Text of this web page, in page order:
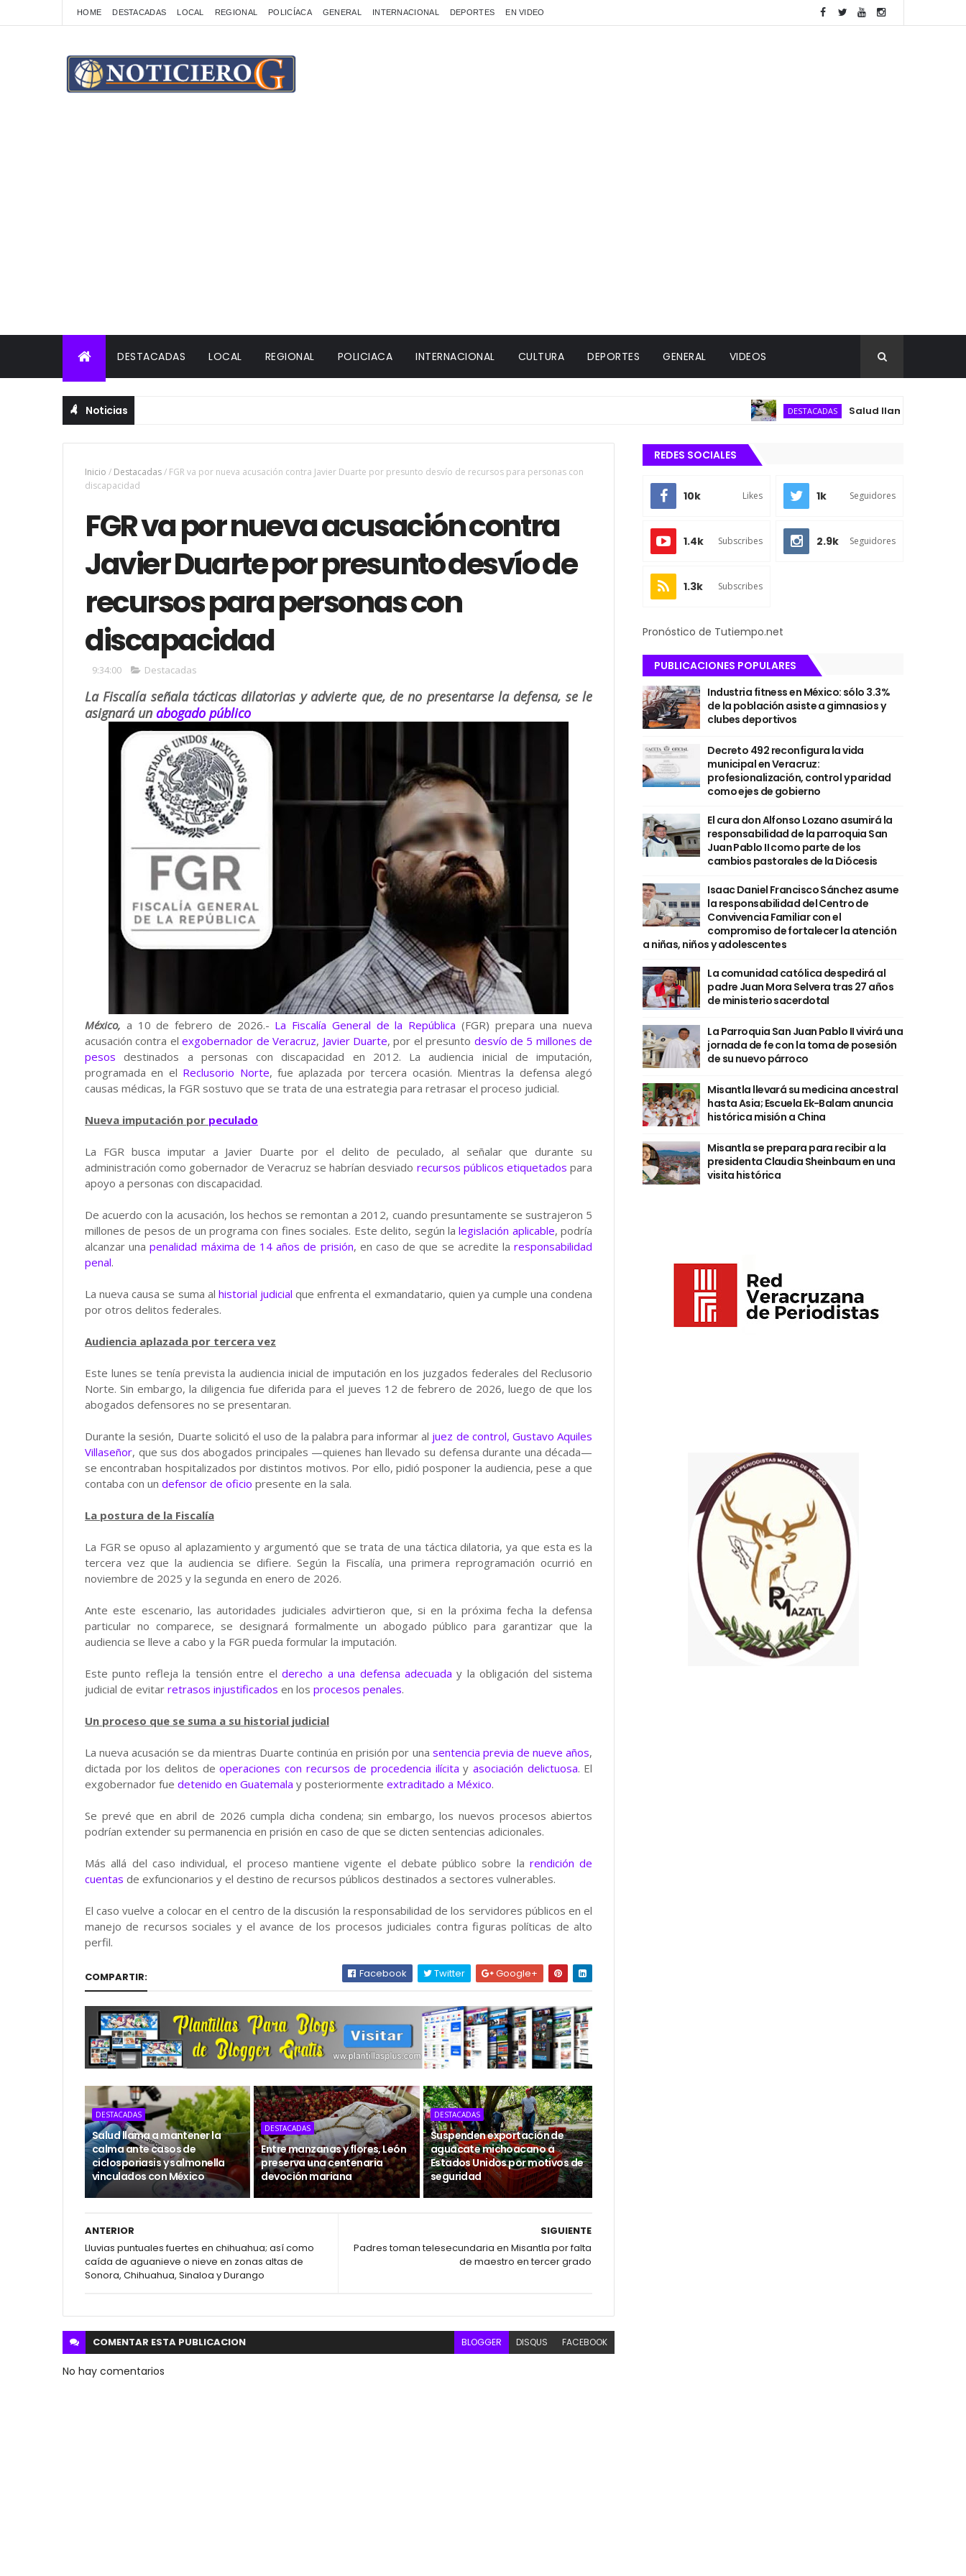
HOME DESTACADAS LOCAL REGIONAL POLICÍACA GENERAL INTERNACIONAL DEPORTES EN VIDEO
DESTACADAS LOCAL REGIONAL POLICIACA INTERNACIONAL CULTURA DEPORTES GENERAL VIDEOS
Noticias DESTACADAS Salud llama a mantener la
Inicio / Destacadas/ FGR va por nueva acusación contra Javier Duarte por presunto desvío de recursos para personas con
discapacidad
FGR va por nueva acusación contra
Javier Duarte por presunto desvío de
recursos para personas con
discapacidad
9:34:00 Destacadas
La Fiscalía señala tácticas dilatorias y advierte que, de no presentarse la defensa, se le
asignará un abogado público
México, a 10 de febrero de 2026.- La Fiscalía General de la República (FGR) prepara una nueva
acusación contra elexgobernador de Veracruz, Javier Duarte, por el presunto desvío de 5 millones de
pesos destinados a personas con discapacidad en 2012. La audiencia inicial de imputación,
programada en el Reclusorio Norte, fue aplazada por tercera ocasión. Mientras la defensa alegó
causas médicas, la FGR sostuvo que se trata de una estrategia para retrasar el proceso judicial.
Nueva imputación por peculado
La FGR busca imputar a Javier Duarte por el delito de peculado, al señalar que durante su
administración como gobernador de Veracruz se habrían desviado recursos públicos etiquetados para
apoyo a personas con discapacidad.
De acuerdo con la acusación, los hechos se remontan a 2012, cuando presuntamente se sustrajeron 5
millones de pesos de un programa con fines sociales. Este delito, según lalegislación aplicable, podría
alcanzar unapenalidad máxima de 14 años de prisión, en caso de que se acredite laresponsabilidad
penal.
La nueva causa se suma al historial judicial que enfrenta el exmandatario, quien ya cumple una condena
por otros delitos federales.
Audiencia aplazada por tercera vez
Este lunes se tenía prevista la audiencia inicial de imputación en los juzgados federales del Reclusorio
Norte. Sin embargo, la diligencia fue diferida para el jueves 12 de febrero de 2026, luego de que los
abogados defensores no se presentaran.
Durante la sesión, Duarte solicitó el uso de la palabra para informar al juez de control, Gustavo Aquiles
Villaseñor, que sus dos abogados principales —quienes han llevado su defensa durante una década—
se encontraban hospitalizados por distintos motivos. Por ello, pidió posponer la audiencia, pese a que
contaba con un defensor de oficio presente en la sala.
La postura de la Fiscalía
La FGR se opuso al aplazamiento y argumentó que se trata de una táctica dilatoria, ya que esta es la
tercera vez que la audiencia se difiere. Según la Fiscalía, una primera reprogramación ocurrió en
noviembre de 2025 y la segunda en enero de 2026.
Ante este escenario, las autoridades judiciales advirtieron que, si en la próxima fecha la defensa
particular no comparece, se designará formalmente un abogado público para garantizar que la
audiencia se lleve a cabo y la FGR pueda formular la imputación.
Este punto refleja la tensión entre elderecho a una defensa adecuada y la obligación del sistema
judicial de evitar retrasos injustificados en los procesos penales.
Un proceso que se suma a su historial judicial
La nueva acusación se da mientras Duarte continúa en prisión por una sentencia previa de nueve años,
dictada por los delitos deoperaciones con recursos de procedencia ilícita y asociación delictuosa. El
exgobernador fue detenido en Guatemala y posteriormente extraditado a México.
Se prevé que en abril de 2026 cumpla dicha condena; sin embargo, los nuevos procesos abiertos
podrían extender su permanencia en prisión en caso de que se dicten sentencias adicionales.
Más allá del caso individual, el proceso mantiene vigente el debate público sobre la rendición de
cuentas de exfuncionarios y el destino de recursos públicos destinados a sectores vulnerables.
El caso vuelve a colocar en el centro de la discusión la responsabilidad de los servidores públicos en el
manejo de recursos sociales y el avance de los procesos judiciales contra figuras políticas de alto
perfil.
COMPARTIR: Facebook Twitter Google+
DESTACADAS
Salud llama a mantener la
calma ante casos de
ciclosporiasis y salmonella
vinculados con México
DESTACADAS
Entre manzanas y flores, León
preserva una centenaria
devoción mariana
DESTACADAS
Suspenden exportación de
aguacate michoacano a
Estados Unidos por motivos de
seguridad
SIGUIENTE
Padres toman telesecundaria en Misantla por falta
de maestro en tercer grado
ANTERIOR
Lluvias puntuales fuertes en chihuahua; así como
caída de aguanieve o nieve en zonas altas de
Sonora, Chihuahua, Sinaloa y Durango
COMENTAR ESTA PUBLICACION BLOGGER DISQUS FACEBOOK
No hay comentarios
REDES SOCIALES
10k Likes 1k Seguidores
1.4k Subscribes 2.9k Seguidores
1.3k Subscribes
Pronóstico de Tutiempo.net
PUBLICACIONES POPULARES
Industria fitness en México: sólo 3.3%
de la población asiste a gimnasios y
clubes deportivos
Decreto 492 reconfigura la vida
municipal en Veracruz:
profesionalización, control y paridad
como ejes de gobierno
El cura don Alfonso Lozano asumirá la
responsabilidad de la parroquia San
Juan Pablo II como parte de los
cambios pastorales de la Diócesis
Isaac Daniel Francisco Sánchez asume
la responsabilidad del Centro de
Convivencia Familiar con el
compromiso de fortalecer la atención
a niñas, niños y adolescentes
La comunidad católica despedirá al
padre Juan Mora Selvera tras 27 años
de ministerio sacerdotal
La Parroquia San Juan Pablo II vivirá una
jornada de fe con la toma de posesión
de su nuevo párroco
Misantla llevará su medicina ancestral
hasta Asia; Escuela Ek-Balam anuncia
histórica misión a China
Misantla se prepara para recibir a la
presidenta Claudia Sheinbaum en una
visita histórica